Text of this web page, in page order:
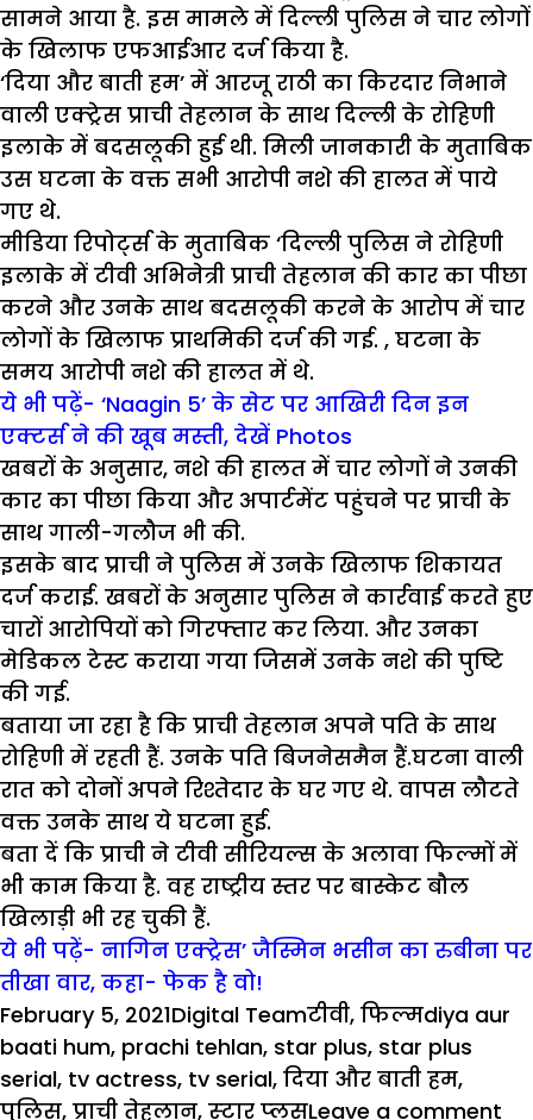
सामने आया है. इस मामले में दिल्ली पुलिस ने चार लोगों
के खिलाफ एफआईआर दर्ज किया है.
‘दिया और बाती हम’ में आरजू राठी का किरदार निभाने
वाली एक्ट्रेस प्राची तेहलान के साथ दिल्ली के रोहिणी
इलाके में बदसलूकी हुई थी. मिली जानकारी के मुताबिक
उस घटना के वक्त सभी आरोपी नशे की हालत में पाये
गए थे.
मीडिया रिपोर्ट्स के मुताबिक ‘दिल्ली पुलिस ने रोहिणी
इलाके में टीवी अभिनेत्री प्राची तेहलान की कार का पीछा
करने और उनके साथ बदसलूकी करने के आरोप में चार
लोगों के खिलाफ प्राथमिकी दर्ज की गई. , घटना के
समय आरोपी नशे की हालत में थे.
ये भी पढ़ें- ‘Naagin 5’ के सेट पर आखिरी दिन इन
एक्टर्स ने की खूब मस्ती, देखें Photos
खबरों के अनुसार, नशे की हालत में चार लोगों ने उनकी
कार का पीछा किया और अपार्टमेंट पहुंचने पर प्राची के
साथ गाली-गलौज भी की.
इसके बाद प्राची ने पुलिस में उनके खिलाफ शिकायत
दर्ज कराई. खबरों के अनुसार पुलिस ने कार्रवाई करते हुए
चारों आरोपियों को गिरफ्तार कर लिया. और उनका
मेडिकल टेस्ट कराया गया जिसमें उनके नशे की पुष्टि
की गई.
बताया जा रहा है कि प्राची तेहलान अपने पति के साथ
रोहिणी में रहती हैं. उनके पति बिजनेसमैन हैं.घटना वाली
रात को दोनों अपने रिश्तेदार के घर गए थे. वापस लौटते
वक्त उनके साथ ये घटना हुई.
बता दें कि प्राची ने टीवी सीरियल्स के अलावा फिल्मों में
भी काम किया है. वह राष्ट्रीय स्तर पर बास्केट बौल
खिलाड़ी भी रह चुकी हैं.
ये भी पढ़ें- नागिन एक्ट्रेस’ जैस्मिन भसीन का रुबीना पर
तीखा वार, कहा- फेक है वो!
Posted
on
February 5, 2021Author
Digital TeamCategories
टीवी, फिल्मTags
diya aur
baati hum, prachi tehlan, star plus, star plus
serial, tv actress, tv serial, दिया और बाती हम,
पुलिस, प्राची तेहलान, स्‍टार प्‍लसLeave a comment